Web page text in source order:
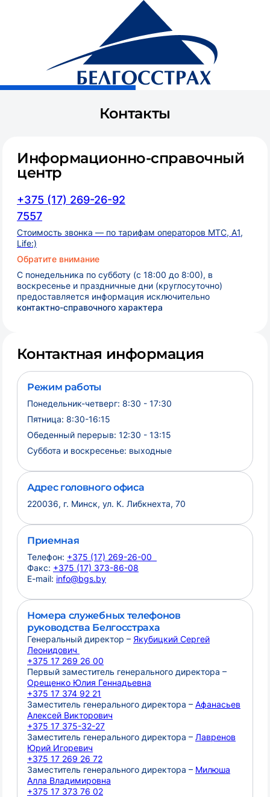
Белгосстрах, страховая компания О компании
Контакты
Информационно-справочный
центр
+375 (17) 269-26-92
7557
Стоимость звонка — по тарифам операторов MTC, A1,
Life:)
Обратите внимание
С понедельника по субботу (с 18:00 до 8:00), в
воскресенье и праздничные дни (круглосуточно)
предоставляется информация исключительно
контактно-справочного характера
Контактная информация
Режим работы
Понедельник-четверг: 8:30 - 17:30
Пятница: 8:30-16:15
Обеденный перерыв: 12:30 - 13:15
Суббота и воскресенье: выходные
Адрес головного офиса
220036, г. Минск, ул. К. Либкнехта, 70
Приемная
Телефон: +375 (17) 269-26-00
Факс: +375 (17) 373-86-08
E-mail: info@bgs.by
Номера служебных телефонов
руководства Белгосстраха
Генеральный директор – Якубицкий Сергей
Леонидович
+375 17 269 26 00
Первый заместитель генерального директора –
Орещенко Юлия Геннадьевна
+375 17 374 92 21
Заместитель генерального директора – Афанасьев
Алексей Викторович
+375 17 375-32-27
Заместитель генерального директора – Лавренов
Юрий Игоревич
+375 17 269 26 72
Заместитель генерального директора – Милюша
Алла Владимировна
+375 17 373 76 02